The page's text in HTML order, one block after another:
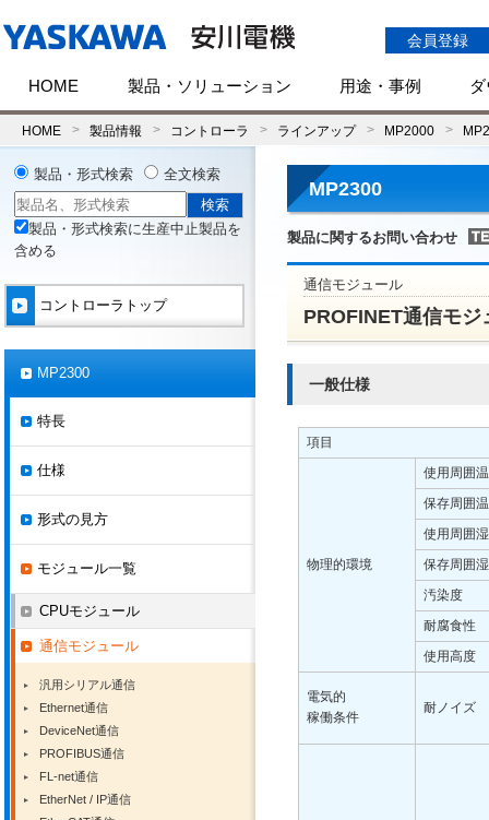
会員登録
HOME 製品・ソリューション 用途・事例
HOME 製品情報 コントローラ ラインアップ MP2000
MP2300
製品に関するお問い合わせ
通信モジュール
PROFINET通信モ
一般仕様
項目
物理的環境
使用周囲
保存周囲
使用周囲
保存周囲
汚染度
耐腐食性
使用高度
電気的
稼働条件
耐ノイズ
製品・形式検索 全文検索
製品・形式検索に生産中止製品を
含める
コントローラトップ
MP2300
特長
仕様
形式の見方
モジュール一覧
CPUモジュール
通信モジュール
汎用シリアル通信
Ethernet通信
DeviceNet通信
PROFIBUS通信
FL-net通信
EtherNet / IP通信